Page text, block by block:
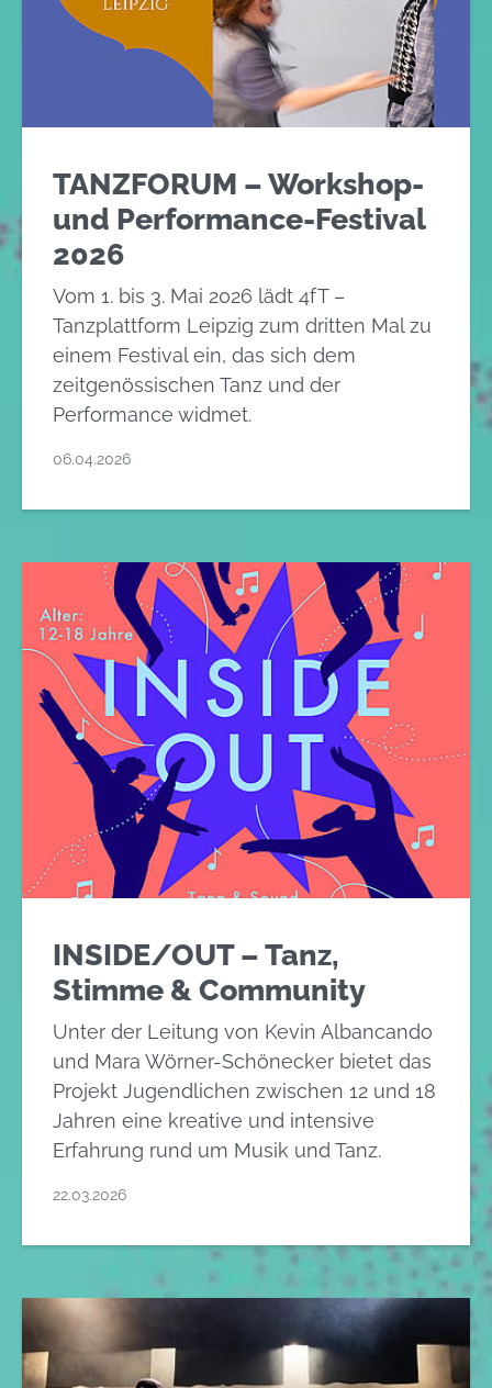
TANZFORUM – Workshop-
und Performance-Festival
2026
Vom 1. bis 3. Mai 2026 lädt 4fT –
Tanzplattform Leipzig zum dritten Mal zu
einem Festival ein, das sich dem
zeitgenössischen Tanz und der
Performance widmet.
06.04.2026
INSIDE/OUT – Tanz,
Stimme & Community
Unter der Leitung von Kevin Albancando
und Mara Wörner-Schönecker bietet das
Projekt Jugendlichen zwischen 12 und 18
Jahren eine kreative und intensive
Erfahrung rund um Musik und Tanz.
22.03.2026